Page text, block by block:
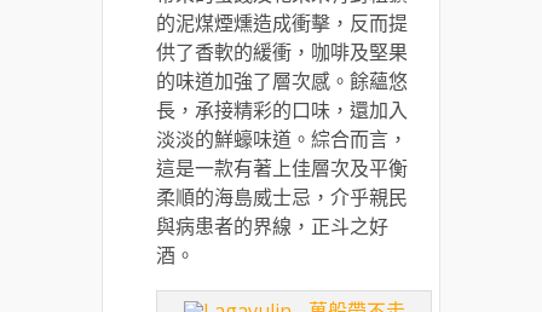
的泥煤煙燻造成衝擊，反而提
供了香軟的緩衝，咖啡及堅果
的味道加強了層次感。餘蘊悠
長，承接精彩的口味，還加入
淡淡的鮮蠔味道。綜合而言，
這是一款有著上佳層次及平衡
柔順的海島威士忌，介乎親民
與病患者的界線，正斗之好
酒。